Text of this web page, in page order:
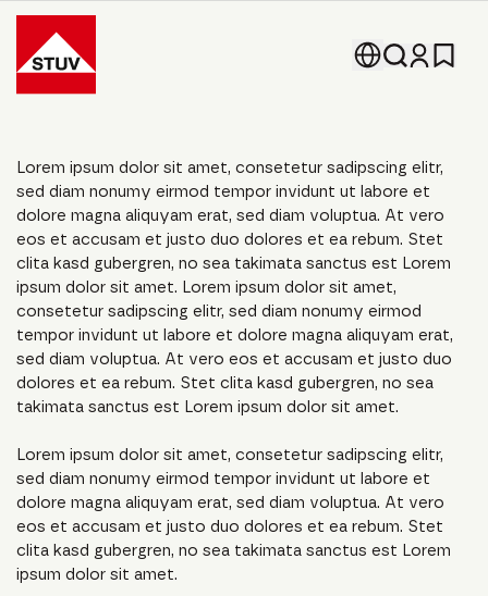
Go To the Homepage
Lorem ipsum dolor sit amet, consetetur sadipscing elitr,
sed diam nonumy eirmod tempor invidunt ut labore et
dolore magna aliquyam erat, sed diam voluptua. At vero
eos et accusam et justo duo dolores et ea rebum. Stet
clita kasd gubergren, no sea takimata sanctus est Lorem
ipsum dolor sit amet. Lorem ipsum dolor sit amet,
consetetur sadipscing elitr, sed diam nonumy eirmod
tempor invidunt ut labore et dolore magna aliquyam erat,
sed diam voluptua. At vero eos et accusam et justo duo
dolores et ea rebum. Stet clita kasd gubergren, no sea
takimata sanctus est Lorem ipsum dolor sit amet.
Lorem ipsum dolor sit amet, consetetur sadipscing elitr,
sed diam nonumy eirmod tempor invidunt ut labore et
dolore magna aliquyam erat, sed diam voluptua. At vero
eos et accusam et justo duo dolores et ea rebum. Stet
clita kasd gubergren, no sea takimata sanctus est Lorem
ipsum dolor sit amet.